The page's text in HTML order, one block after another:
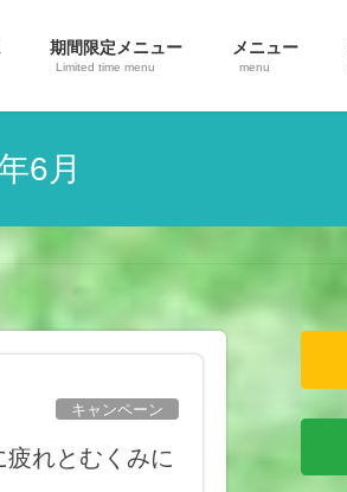
期間限定メニュー
Limited time menu
メニュー
menu
6月
キャンペーン
れとむくみに